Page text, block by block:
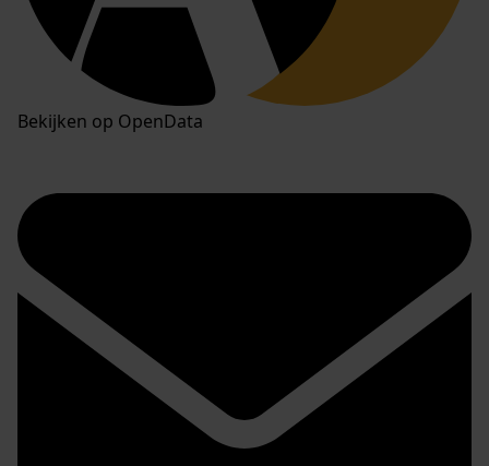
Bekijken op OpenData